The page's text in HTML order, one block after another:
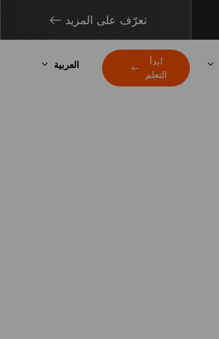
تعرّف على المزيد
ابدأ
التعلم
العربية